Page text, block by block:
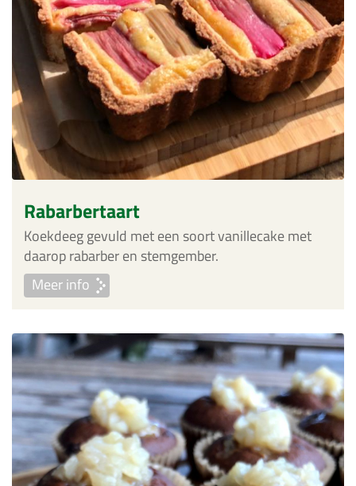
Rabarbertaart
Koekdeeg gevuld met een soort vanillecake met
daarop rabarber en stemgember.
Meer info